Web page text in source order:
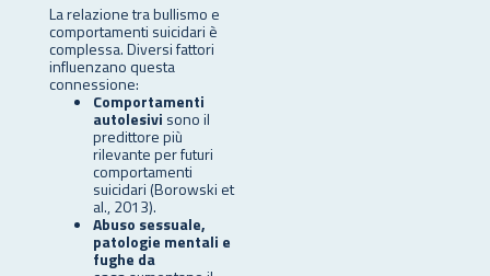
La relazione tra bullismo e
comportamenti suicidari è
complessa. Diversi fattori
influenzano questa
connessione:
Comportamenti
autolesivi sono il
predittore più
rilevante per futuri
comportamenti
suicidari (Borowski et
al., 2013).
Abuso sessuale,
patologie mentali e
fughe da